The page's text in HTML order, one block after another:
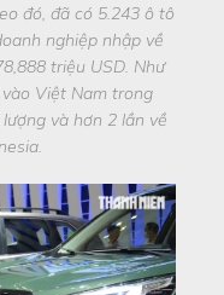
đó, đã có 5.243 ô tô
nghiệp nhập về
triệu USD. Như
Việt Nam trong
và hơn 2 lần về